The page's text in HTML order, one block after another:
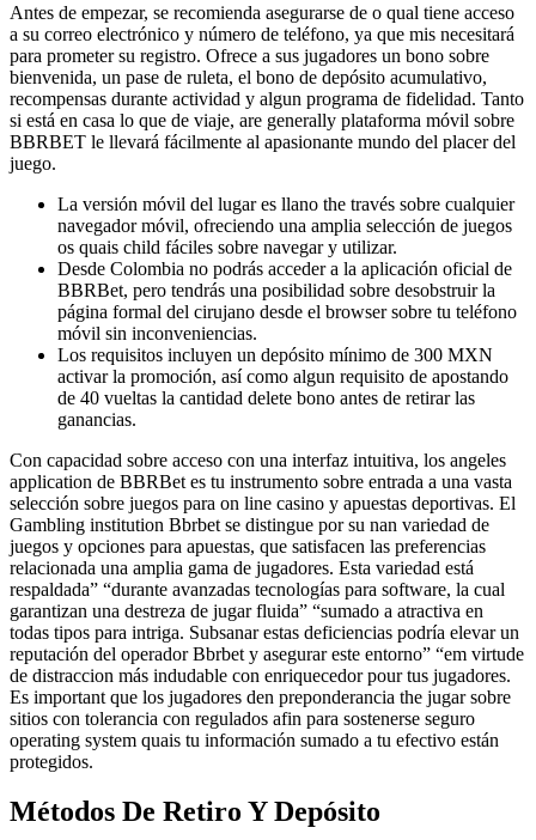
Antes de empezar, se recomienda asegurarse de o qual tiene acceso
a su correo electrónico y número de teléfono, ya que mis necesitará
para prometer su registro. Ofrece a sus jugadores un bono sobre
bienvenida, un pase de ruleta, el bono de depósito acumulativo,
recompensas durante actividad y algun programa de fidelidad. Tanto
si está en casa lo que de viaje, are generally plataforma móvil sobre
BBRBET le llevará fácilmente al apasionante mundo del placer del
juego.
La versión móvil del lugar es llano the través sobre cualquier
navegador móvil, ofreciendo una amplia selección de juegos
os quais child fáciles sobre navegar y utilizar.
Desde Colombia no podrás acceder a la aplicación oficial de
BBRBet, pero tendrás una posibilidad sobre desobstruir la
página formal del cirujano desde el browser sobre tu teléfono
móvil sin inconveniencias.
Los requisitos incluyen un depósito mínimo de 300 MXN
activar la promoción, así como algun requisito de apostando
de 40 vueltas la cantidad delete bono antes de retirar las
ganancias.
Con capacidad sobre acceso con una interfaz intuitiva, los angeles
application de BBRBet es tu instrumento sobre entrada a una vasta
selección sobre juegos para on line casino y apuestas deportivas. El
Gambling institution Bbrbet se distingue por su nan variedad de
juegos y opciones para apuestas, que satisfacen las preferencias
relacionada una amplia gama de jugadores. Esta variedad está
respaldada” “durante avanzadas tecnologías para software, la cual
garantizan una destreza de jugar fluida” “sumado a atractiva en
todas tipos para intriga. Subsanar estas deficiencias podría elevar un
reputación del operador Bbrbet y asegurar este entorno” “em virtude
de distraccion más indudable con enriquecedor pour tus jugadores.
Es important que los jugadores den preponderancia the jugar sobre
sitios con tolerancia con regulados afin para sostenerse seguro
operating system quais tu información sumado a tu efectivo están
protegidos.
Métodos De Retiro Y Depósito